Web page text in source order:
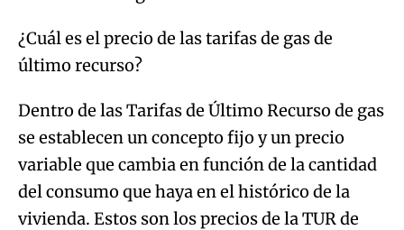
¿Cuál es el precio de las tarifas de gas de
último recurso?
Dentro de las Tarifas de Último Recurso de gas
se establecen un concepto fijo y un precio
variable que cambia en función de la cantidad
del consumo que haya en el histórico de la
vivienda. Estos son los precios de la TUR de